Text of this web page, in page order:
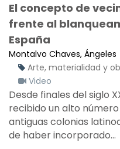
El concepto de
frente al
España
Montalvo Chaves, Ángeles
Arte, materialidad y
Video
Desde finales del siglo
recibido un alto
antiguas colonias
de haber incorporado...